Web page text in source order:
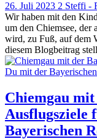
26. Juli 2023 2 Steffi -
Wir haben mit den
um den Chiemsee, der
wird, zu Fuß, auf dem
diesem Blogbeitrag
Chiemgau
Ausflugsziele
Bayerischen